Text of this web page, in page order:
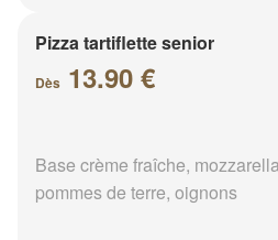
Pizza tartiflette senior
Dès 13.90 €
Base crème fraîche,
pommes de terre, oignons